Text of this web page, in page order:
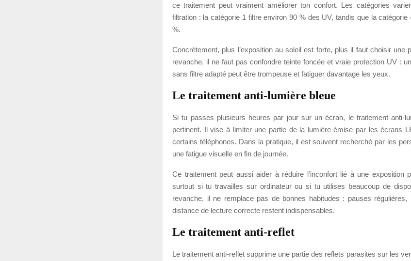
ce traitement peut vraiment améliorer ton confort. Les catégories
filtration : la catégorie 1 filtre environ 90 % des UV, tandis que la catégorie
%.
Concrètement, plus l’exposition au soleil est forte, plus il faut choisir une
revanche, il ne faut pas confondre teinte foncée et vraie protection UV :
sans filtre adapté peut être trompeuse et fatiguer davantage les yeux.
Le traitement anti-lumière bleue
Si tu passes plusieurs heures par jour sur un écran, le traitement anti-
pertinent. Il vise à limiter une partie de la lumière émise par les écrans
certains téléphones. Dans la pratique, il est souvent recherché par les
une fatigue visuelle en fin de journée.
Ce traitement peut aussi aider à réduire l’inconfort lié à une exposition
surtout si tu travailles sur ordinateur ou si tu utilises beaucoup de
revanche, il ne remplace pas de bonnes habitudes : pauses régulières,
distance de lecture correcte restent indispensables.
Le traitement anti-reflet
Le traitement anti-reflet supprime une partie des reflets parasites sur les